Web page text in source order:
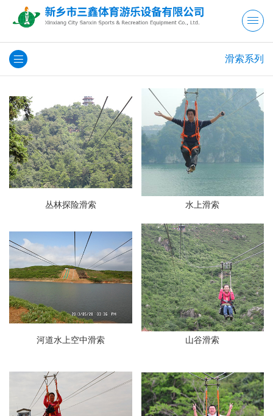
滑索系列
丛林探险滑索 水上滑索
河道水上空中滑索 山谷滑索